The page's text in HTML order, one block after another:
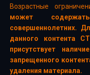
Возрастные
может
совершеннолетних.
данного контента
присутствует
запрещенного
удаления материала.